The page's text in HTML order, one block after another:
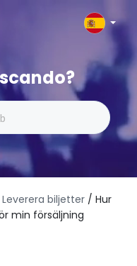
biljetter / Hur
min försäljning